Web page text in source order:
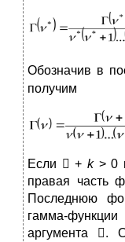
Обозначив в
получим
Если  +k> 0
правая часть
Последнюю
гамма-
аргумента
.